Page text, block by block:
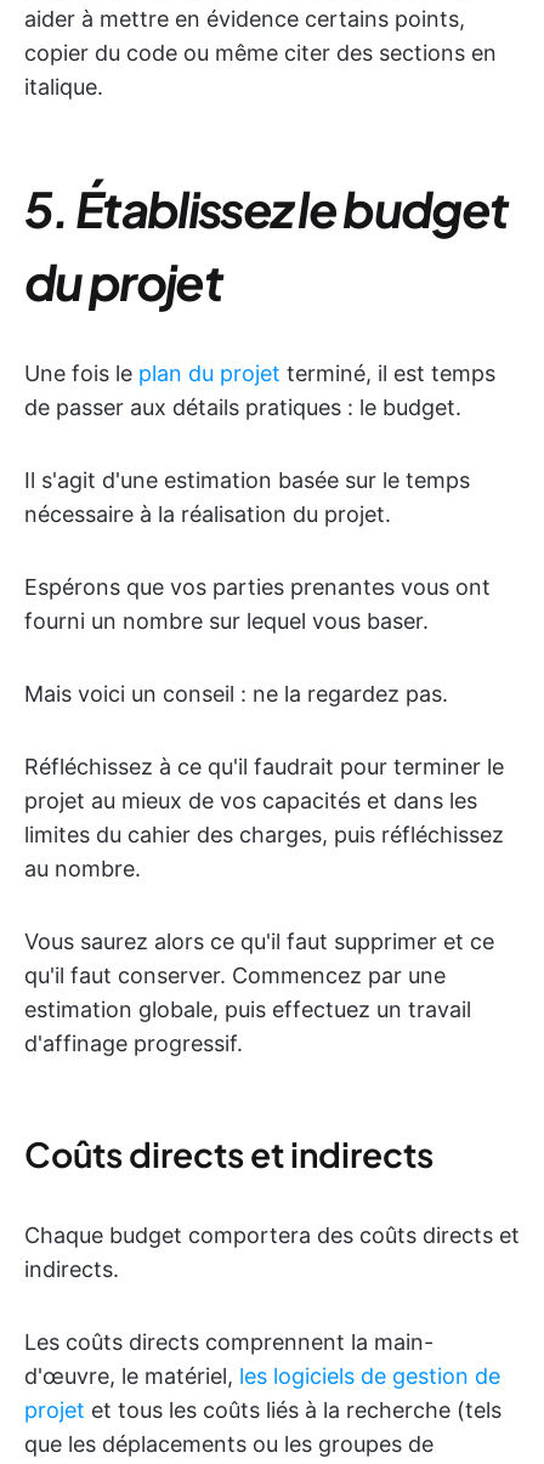
aider à mettre en évidence certains points,
copier du code ou même citer des sections en
italique.
5. Établissez le budget
du projet
Une fois le plan du projet terminé, il est temps
de passer aux détails pratiques : le budget.
Il s'agit d'une estimation basée sur le temps
nécessaire à la réalisation du projet.
Espérons que vos parties prenantes vous ont
fourni un nombre sur lequel vous baser.
Mais voici un conseil : ne la regardez pas.
Réfléchissez à ce qu'il faudrait pour terminer le
projet au mieux de vos capacités et dans les
limites du cahier des charges, puis réfléchissez
au nombre.
Vous saurez alors ce qu'il faut supprimer et ce
qu'il faut conserver. Commencez par une
estimation globale, puis effectuez un travail
d'affinage progressif.
Coûts directs et indirects
Chaque budget comportera des coûts directs et
indirects.
Les coûts directs comprennent la main-
d'œuvre, le matériel, les logiciels de gestion de
projet et tous les coûts liés à la recherche (tels
que les déplacements ou les groupes de